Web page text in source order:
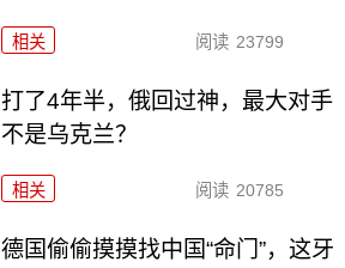
相关 阅读 23799
打了4年半，俄回过神，最大对手
不是乌克兰？
相关 阅读 20785
德国偷偷摸摸找中国“命门”，这牙